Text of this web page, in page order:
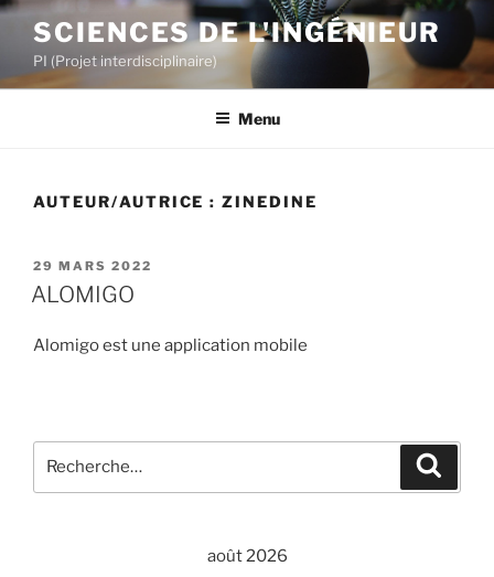
Aller
contenu
principal
SCIENCES DE L'INGÉNIEUR
PI (Projet interdisciplinaire)
Menu
AUTEUR/AUTRICE :ZINEDINE
PUBLIÉ
LE
29 MARS 2022
ALOMIGO
Alomigo est une application mobile
pour
août 2026